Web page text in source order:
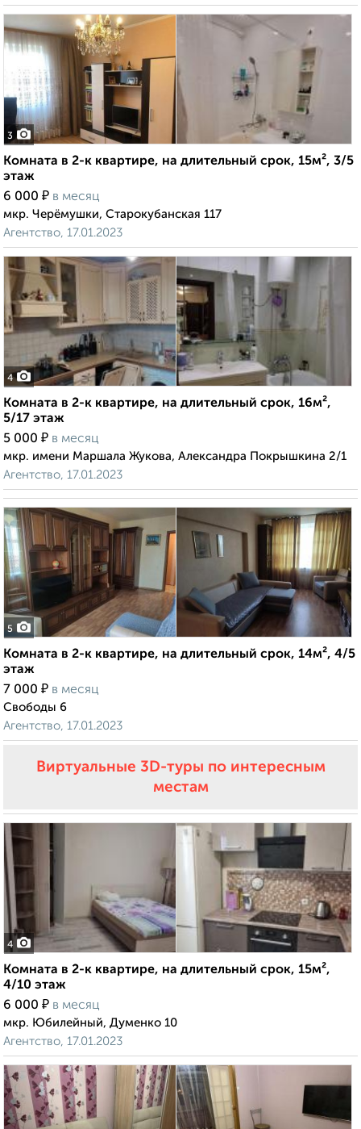
3
Комната в 2-к квартире, на длительный срок, 15м², 3/5
этаж
6 000 ₽ в месяц
мкр. Черёмушки, Старокубанская 117
Агентство, 17.01.2023
4
Комната в 2-к квартире, на длительный срок, 16м²,
5/17 этаж
5 000 ₽ в месяц
мкр. имени Маршала Жукова, Александра Покрышкина 2/1
Агентство, 17.01.2023
5
Комната в 2-к квартире, на длительный срок, 14м², 4/5
этаж
7 000 ₽ в месяц
Свободы 6
Агентство, 17.01.2023
Виртуальные 3D-туры по интересным
местам
4
Комната в 2-к квартире, на длительный срок, 15м²,
4/10 этаж
6 000 ₽ в месяц
мкр. Юбилейный, Думенко 10
Агентство, 17.01.2023